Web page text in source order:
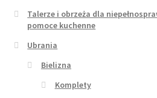
Talerze i obrzeża dla
pomoce kuchenne
Ubrania
Bielizna
Komplety